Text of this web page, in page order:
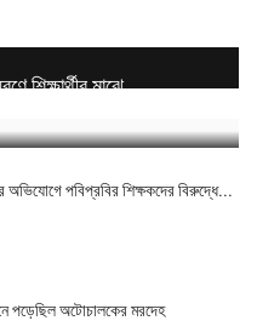
শিক্ষার্থীর মাঝে...
অভিযোগে পবিপ্রবির শিক্ষকদের বিরুদ্ধে...
পড়েছিল অটোচালকের মরদেহ